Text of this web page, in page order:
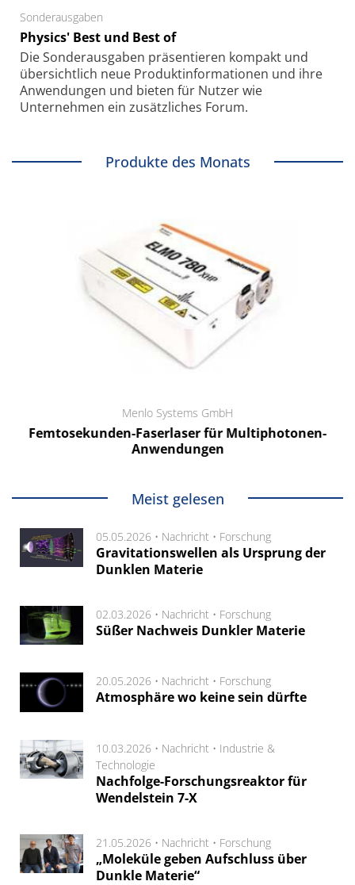
Sonderausgaben
Physics' Best und Best of
Die Sonder­ausgaben präsentieren kompakt und
übersichtlich neue Produkt­informationen und ihre
Anwendungen und bieten für Nutzer wie
Unternehmen ein zusätzliches Forum.
Produkte des Monats
Menlo Systems GmbH
Femtosekunden-Faserlaser für Multiphotonen-
Anwendungen
Meist gelesen
05.05.2026 • Nachricht • Forschung
Gravitationswellen als Ursprung der
Dunklen Materie
02.03.2026 • Nachricht • Forschung
Süßer Nachweis Dunkler Materie
20.05.2026 • Nachricht • Forschung
Atmosphäre wo keine sein dürfte
10.03.2026 • Nachricht • Industrie &
Technologie
Nachfolge-Forschungsreaktor für
Wendelstein 7-X
21.05.2026 • Nachricht • Forschung
„Moleküle geben Aufschluss über
Dunkle Materie“